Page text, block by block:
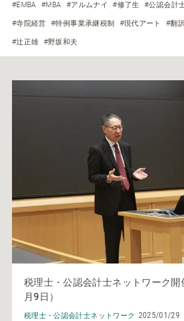
#EMBA #MBA #アルムナイ #修了生 #公認会計
#寺院経営 #特例事業承継税制 #現代アート #翻訳
#辻正雄 #野坂和夫
税理士・公認会計士ネットワーク開
月9日）
税理士・公認会計士ネットワーク 2025/01/29